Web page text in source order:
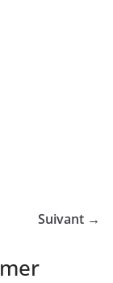
Suivant →